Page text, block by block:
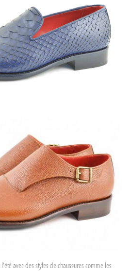
avec des styles de chaussures comme les